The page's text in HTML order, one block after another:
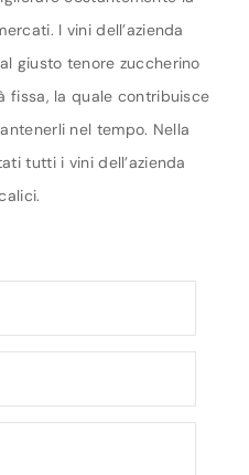
I vini dell’azienda
giusto tenore zuccherino
fissa, la quale contribuisce
nel tempo. Nella
tutti i vini dell’azienda